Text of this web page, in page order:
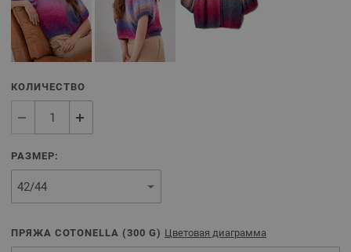
КОЛИЧЕСТВО
РАЗМЕР:
ПРЯЖА COTONELLA (300 G) Цветовая диаграмма